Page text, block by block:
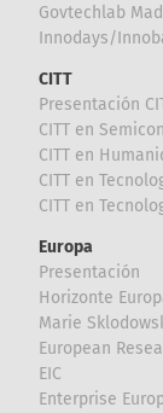
Govtechlab
Innodays/
CITT
Presentación
CITT en
CITT en
CITT en
CITT en
Europa
Presentación
Horizonte
Marie
European
EIC
Enterprise